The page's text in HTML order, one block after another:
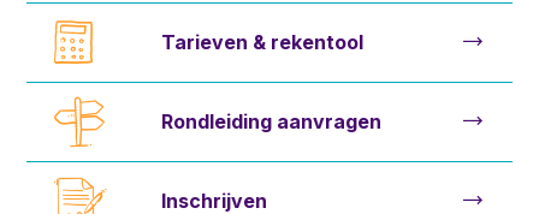
Tarieven & rekentool
Rondleiding aanvragen
Inschrijven